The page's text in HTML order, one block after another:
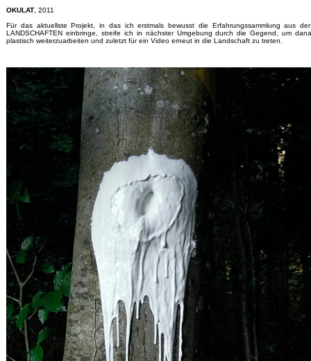
OKULAT , 2011
Für das aktuellste Projekt, in das ich erstmals bewusst die Erfahrungssammlung aus
LANDSCHAFTEN einbringe, streife ich in nächster Umgebung durch die Gegend, um
plastisch weiterzuarbeiten und zuletzt für ein Video erneut in die Landschaft zu treten.